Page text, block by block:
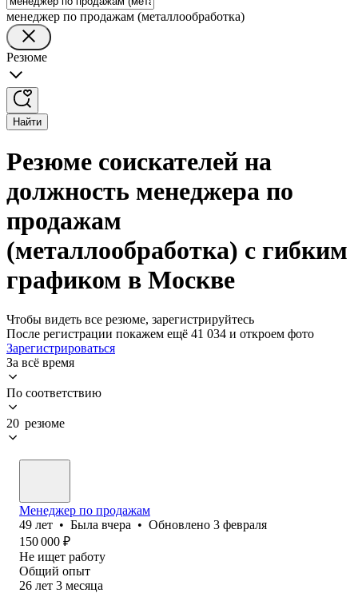
менеджер по продажам (металлообработка)
Резюме
Найти
Резюме соискателей на
должность менеджера по
продажам
(металлообработка) с гибким
графиком в Москве
Чтобы видеть все резюме, зарегистрируйтесь
После регистрации покажем ещё 41 034 и откроем фото
Зарегистрироваться
За всё время
По соответствию
20 резюме
Менеджер по продажам
49 лет • Была вчера • Обновлено 3 февраля
150 000 ₽
Не ищет работу
Общий опыт
26 лет 3 месяца